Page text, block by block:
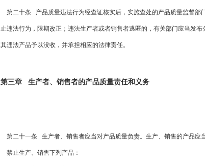
第二十条 产品质量违法行为经查证核实后，实施查处的产品质量监督部
止违法行为，限期改正；违法生产者或者销售者逃匿的，有关部门应当发
其违法产品予以没收，并承担相应的法律责任。
第三章 生产者、销售者的产品质量责任和义务
第二十一条 生产者、销售者应当对产品质量负责。生产、销售的产品应
禁止生产、销售下列产品：